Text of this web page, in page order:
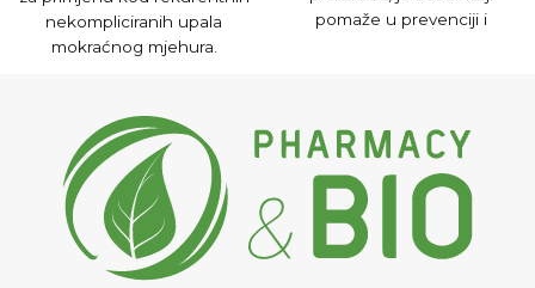
nekompliciranih upala
mokraćnog mjehura.
pomaže u prevenciji i